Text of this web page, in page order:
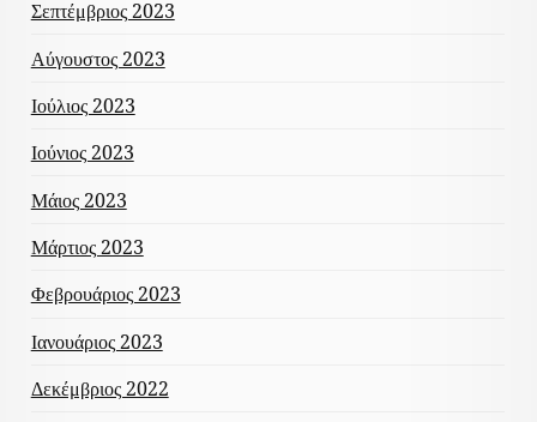
Σεπτέμβριος 2023
Αύγουστος 2023
Ιούλιος 2023
Ιούνιος 2023
Μάιος 2023
Μάρτιος 2023
Φεβρουάριος 2023
Ιανουάριος 2023
Δεκέμβριος 2022